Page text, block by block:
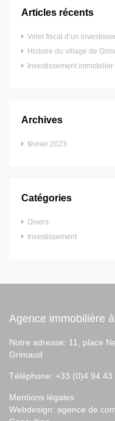
Articles récents
Volet fiscal d’un
Histoire du village de
Investissement immobilier
Archives
février 2023
Catégories
Divers
Investissement
Agence immobilière
Notre adresse: 11, place
Grimaud
Téléphone: +33 (0)4 94 43
Mentions légales
Webdesign: agence de